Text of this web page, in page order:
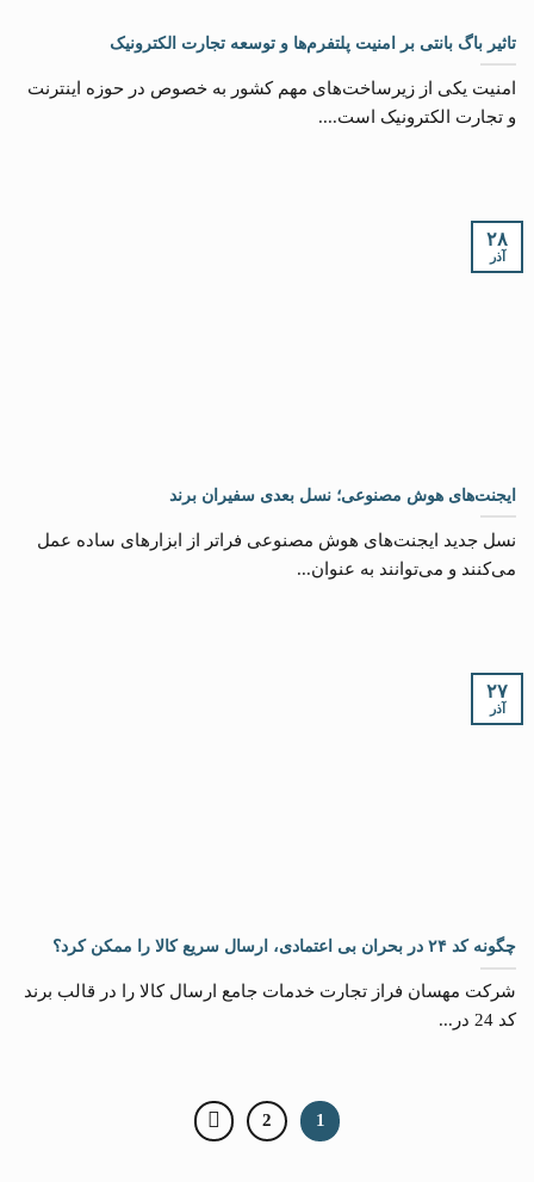
تاثیر باگ بانتی بر امنیت پلتفرم‌ها و توسعه تجارت الکترونیک
امنیت یکی از زیرساخت‌های مهم کشور به خصوص در حوزه اینترنت
و تجارت الکترونیک است....
ایجنت‌های هوش مصنوعی؛ نسل بعدی سفیران برند
نسل جدید ایجنت‌های هوش مصنوعی فراتر از ابزارهای ساده عمل
می‌کنند و می‌توانند به عنوان...
۲۸
آذر
چگونه کد ۲۴ در بحران بی اعتمادی، ارسال سریع کالا را ممکن کرد؟
شرکت مهسان فراز تجارت خدمات جامع ارسال کالا را در قالب برند
کد 24 در...
۲۷
آذر
1
2